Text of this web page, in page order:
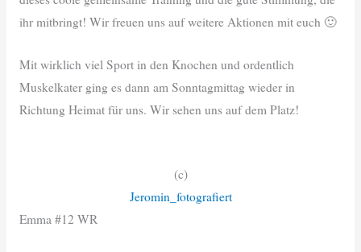
ihr mitbringt! Wir freuen uns auf weitere Aktionen mit euch 🙂
Mit wirklich viel Sport in den Knochen und ordentlich
Muskelkater ging es dann am Sonntagmittag wieder in
Richtung Heimat für uns. Wir sehen uns auf dem Platz!
(c)
Jeromin_fotografiert
Emma #12 WR